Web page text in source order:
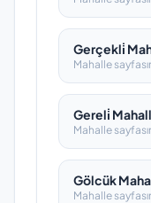
Gerçekli̇
Mahalle
Gereli̇
Mahalle
Gölcük
Mahalle